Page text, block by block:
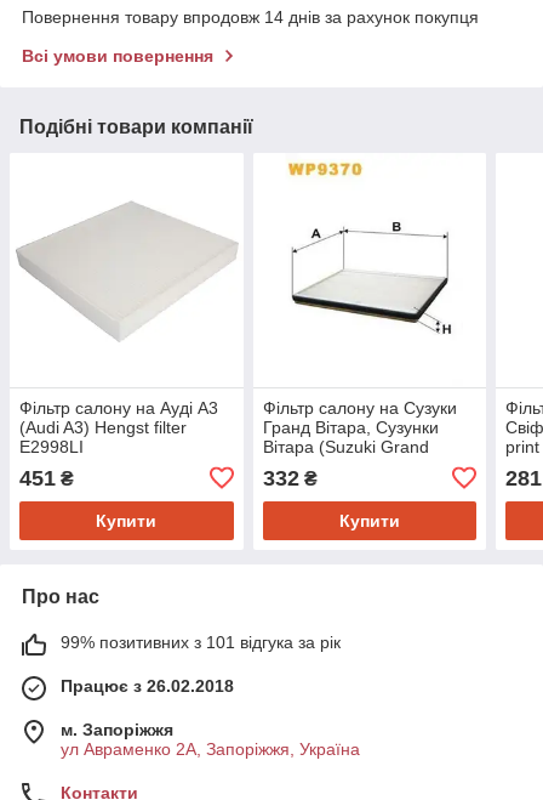
Повернення товару впродовж 14 днів за рахунок покупця
Всі умови повернення
Подібні товари компанії
Фільтр салону на Ауді A3
(Audi A3) Hengst filter
E2998LI
451 ₴
Купити
Фільтр салону на Сузуки
Гранд Вітара, Сузунки
Вітара (Suzuki Grand
WP9370
332₴
Купити
281
Про нас
99% позитивних з 101 відгука за рік
Працює з 26.02.2018
м. Запоріжжя
ул Авраменко 2А, Запоріжжя, Україна
Контакти